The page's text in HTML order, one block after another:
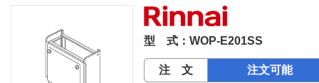
型 式：WOP-E201SS
注 文 注文可能